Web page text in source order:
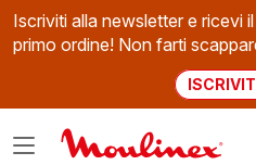
Iscriviti alla newsletter e ricevi
primo ordine! Non farti
Apri